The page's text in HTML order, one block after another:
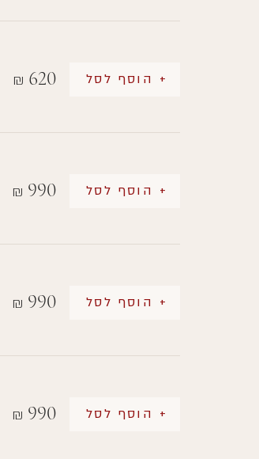
₪ 620 + הוסף לסל
₪ 990 + הוסף לסל
₪ 990 + הוסף לסל
₪ 990 + הוסף לסל